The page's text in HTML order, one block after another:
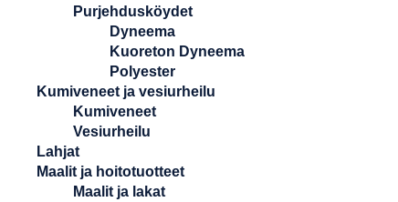
Purjehdusköydet
Dyneema
Kuoreton Dyneema
Polyester
Kumiveneet ja vesiurheilu
Kumiveneet
Vesiurheilu
Lahjat
Maalit ja hoitotuotteet
Maalit ja lakat